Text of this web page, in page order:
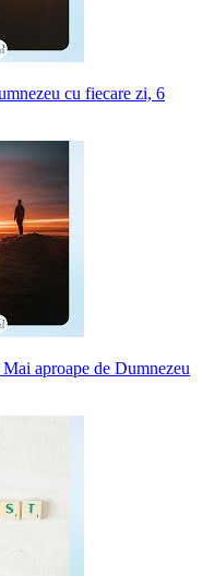
cu fiecare zi, 6
aproape de Dumnezeu